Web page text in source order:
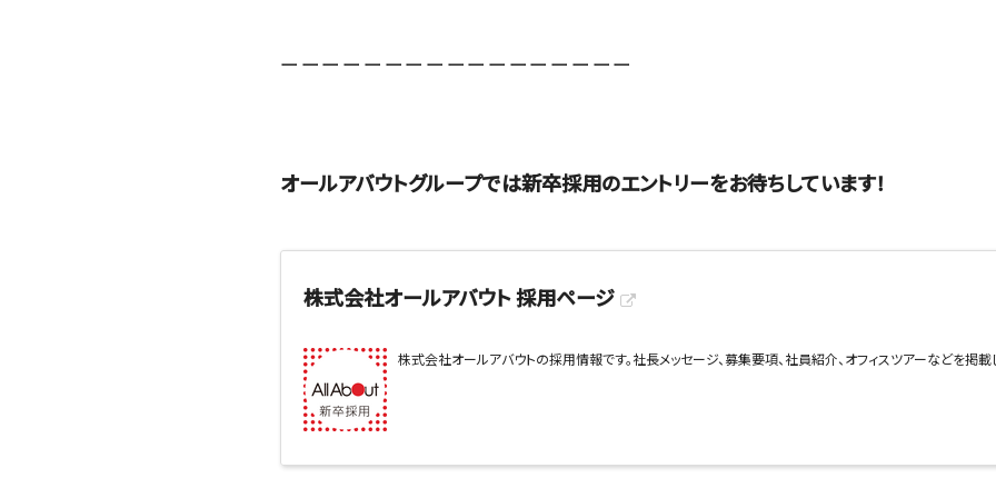
ーーーーーーーーーーーーーーーーー
オールアバウトグループでは新卒採用のエントリーをお待ちしています！
株式会社オールアバウト 採用ページ
株式会社オールアバウトの採用情報です。社長メッセージ、募集要項、社員紹介、オフィスツアーなどを掲載